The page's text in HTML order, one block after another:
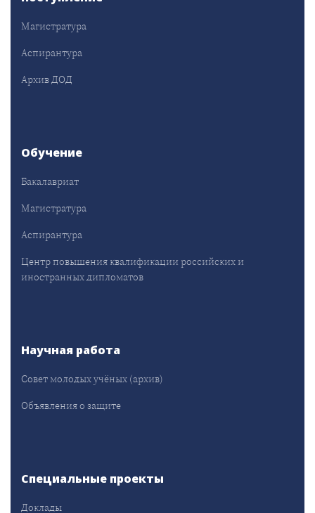
Магистратура
Аспирантура
Архив ДОД
Обучение
Бакалавриат
Магистратура
Аспирантура
Центр повышения квалификации российских и
иностранных дипломатов
Научная работа
Совет молодых учёных (архив)
Объявления о защите
Специальные проекты
Доклады